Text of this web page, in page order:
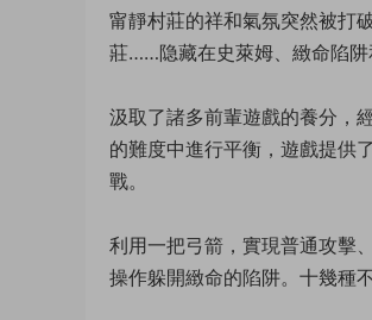
甯靜村莊的祥和氣氛突然被打
莊……隐藏在史萊姆、緻命陷阱
汲取了諸多前輩遊戲的養分，
的難度中進行平衡，遊戲提供
戰。
利用一把弓箭，實現普通攻擊
操作躲開緻命的陷阱。十幾種